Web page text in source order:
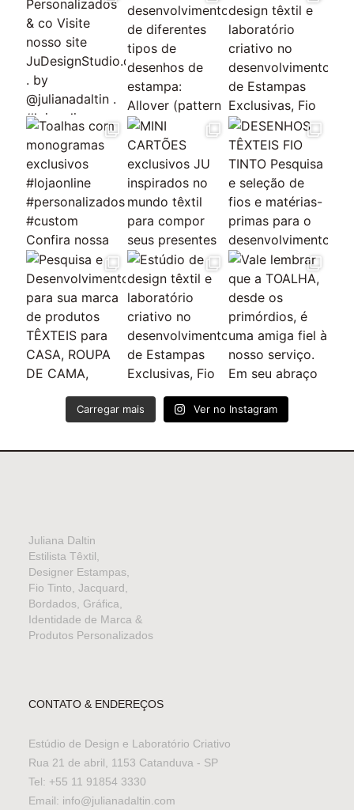
Carregar mais Ver no Instagram
Juliana Daltin
Estilista Têxtil,
Designer Estampas,
Fio Tinto, Jacquard,
Bordados, Gráfica,
Identidade de Marca &
Produtos Personalizados
CONTATO & ENDEREÇOS
Estúdio de Design e Laboratório Criativo
Rua 21 de abril, 1153 Catanduva - SP
Tel: +55 11 91854 3330
Email: info@julianadaltin.com